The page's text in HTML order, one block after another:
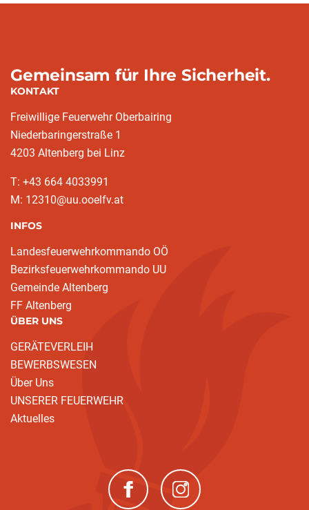
Gemeinsam für Ihre Sicherheit.
KONTAKT
Freiwillige Feuerwehr Oberbairing
Niederbaringerstraße 1
4203 Altenberg bei Linz
T: +43 664 4033991
M: 12310@uu.ooelfv.at
INFOS
Landesfeuerwehrkommando OÖ
Bezirksfeuerwehrkommando UU
Gemeinde Altenberg
FF Altenberg
ÜBER UNS
GERÄTEVERLEIH
BEWERBSWESEN
Über Uns
UNSERER FEUERWEHR
Aktuelles
(neues Fenster)(neues Fenster)